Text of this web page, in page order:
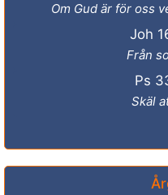
Om Gud är för oss
Joh
Från
Ps
Skäl